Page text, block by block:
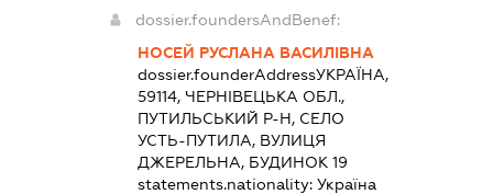
dossier.foundersAndBenef:
НОСЕЙ РУСЛАНА ВАСИЛІВНА
dossier.founderAddressУКРАЇНА,
59114, ЧЕРНІВЕЦЬКА ОБЛ.,
ПУТИЛЬСЬКИЙ Р-Н, СЕЛО
УСТЬ-ПУТИЛА, ВУЛИЦЯ
ДЖЕРЕЛЬНА, БУДИНОК 19
statements.nationality: Україна